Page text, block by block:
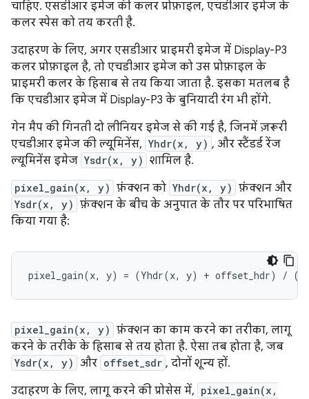
चाहिए. एसडीआर इमेज की कलर प्रोफ़ाइल, एचडीआर इमेज के
कलर स्पेस को तय करती है.
उदाहरण के लिए, अगर एसडीआर प्राइमरी इमेज में Display-P3
कलर प्रोफ़ाइल है, तो एचडीआर इमेज को उस प्रोफ़ाइल के
प्राइमरी कलर के हिसाब से तय किया जाता है. इसका मतलब है
कि एचडीआर इमेज में Display-P3 के बुनियादी रंग भी होंगे.
गेन मैप की गिनती दो लीनियर इमेज से की गई है, जिनमें ज़रूरी
एचडीआर इमेज की ल्यूमिनेंस, Yhdr(x, y) , और स्टैंडर्ड रेंज
ल्यूमिनेंस इमेज Ysdr(x, y) शामिल है.
pixel_gain(x, y) फ़ंक्शन को Yhdr(x, y) फ़ंक्शन और
Ysdr(x, y) फ़ंक्शन के बीच के अनुपात के तौर पर परिभाषित
किया गया है:
pixel_gain(x, y) फ़ंक्शन का काम करने का तरीका, लागू
करने के तरीके के हिसाब से तय होता है. ऐसा तब होता है, जब
Ysdr(x, y) और offset_sdr , दोनों शून्य हों.
उदाहरण के लिए, लागू करने की प्रोसेस में, pixel_gain(x,